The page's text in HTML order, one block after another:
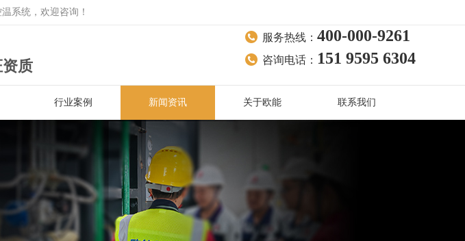
系统，欢迎咨询！
质
服务热线： 400-000-9261
咨询电话： 151 9595 6304
行业案例 新闻资讯 关于欧能 联系我们